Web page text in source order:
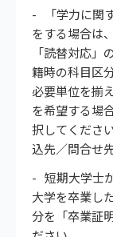
「学力に
をする場合は
「読替対応
籍時の科目区
必要単位を揃
を希望する場
択してくださ
込先／問合せ
短期大学士
大学を卒業し
分を「卒業証